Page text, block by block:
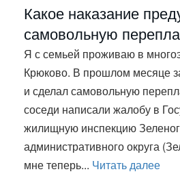
Какое наказание
самовольную
Я с семьей проживаю в
Крюково. В прошлом месяце
и сделал самовольную
соседи написали жалобу в
жилищную инспекцию
административного округа
мне теперь... Читать далее